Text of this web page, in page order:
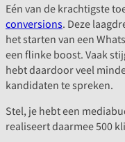
Eén van de krachtigste
conversions. Deze
het starten van een
een flinke boost. Vaak
hebt daardoor veel
kandidaten te spreken.
Stel, je hebt een
realiseert daarmee 500